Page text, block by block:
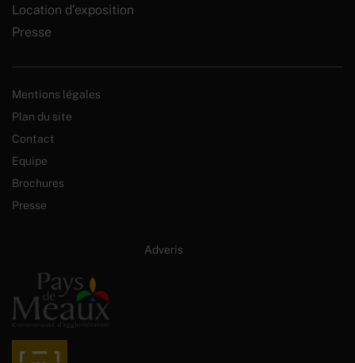
Location d’exposition
Presse
Mentions légales
Plan du site
Contact
Equipe
Brochures
Presse
Adveris